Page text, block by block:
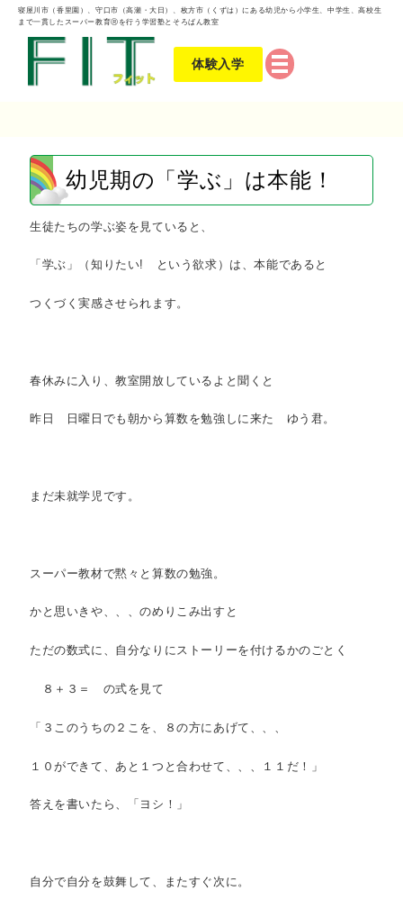
寝屋川市（香里園）、守口市（高瀬・大日）、枚方市（くずは）にある幼児から小学生、中学生、高校生
まで一貫したスーパー教育Ⓡを行う学習塾とそろばん教室
体験入学
幼児期の「学ぶ」は本能！
生徒たちの学ぶ姿を見ていると、
「学ぶ」（知りたい! という欲求）は、本能であると
つくづく実感させられます。
春休みに入り、教室開放しているよと聞くと
昨日 日曜日でも朝から算数を勉強しに来た ゆう君。
まだ未就学児です。
スーパー教材で黙々と算数の勉強。
かと思いきや、、、のめりこみ出すと
ただの数式に、自分なりにストーリーを付けるかのごとく
８＋３＝ の式を見て
「３このうちの２こを、８の方にあげて、、、
１０ができて、あと１つと合わせて、、、１１だ！」
答えを書いたら、「ヨシ！」
自分で自分を鼓舞して、またすぐ次に。